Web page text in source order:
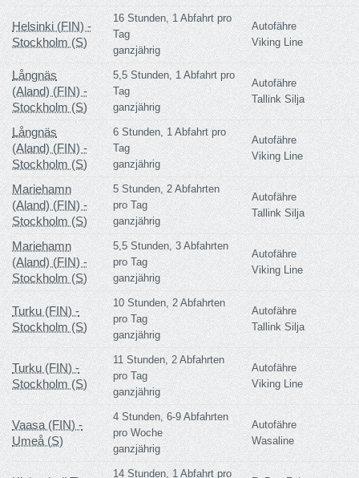
Helsinki (FIN) -
Stockholm (S)
16 Stunden, 1 Abfahrt pro
Tag
ganzjährig
Autofähre
Viking Line
Långnäs
(Aland) (FIN) -
Stockholm (S)
5,5 Stunden, 1 Abfahrt pro
Tag
ganzjährig
Autofähre
Tallink Silja
Långnäs
(Aland) (FIN) -
Stockholm (S)
6 Stunden, 1 Abfahrt pro
Tag
ganzjährig
Autofähre
Viking Line
Mariehamn
(Aland) (FIN) -
Stockholm (S)
5 Stunden, 2 Abfahrten
pro Tag
ganzjährig
Autofähre
Tallink Silja
Mariehamn
(Aland) (FIN) -
Stockholm (S)
5,5 Stunden, 3 Abfahrten
pro Tag
ganzjährig
Autofähre
Viking Line
Turku (FIN) -
Stockholm (S)
10 Stunden, 2 Abfahrten
pro Tag
ganzjährig
Autofähre
Tallink Silja
Turku (FIN) -
Stockholm (S)
11 Stunden, 2 Abfahrten
pro Tag
ganzjährig
Autofähre
Viking Line
Vaasa (FIN) -
Umeå (S)
4 Stunden, 6-9 Abfahrten
pro Woche
ganzjährig
Autofähre
Wasaline
14 Stunden, 1 Abfahrt pro